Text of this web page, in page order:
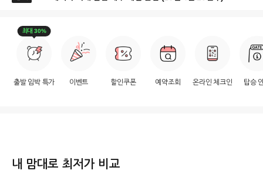
최대 30%
출발 임박 특가 이벤트 할인쿠폰 예약조회 온라인 체크인 탑승
내 맘대로 최저가 비교